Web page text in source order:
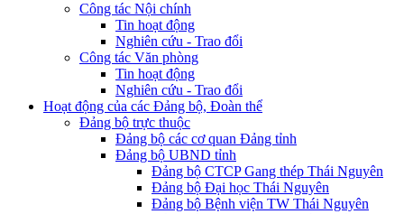
Công tác Nội chính
Tin hoạt động
Nghiên cứu - Trao đổi
Công tác Văn phòng
Tin hoạt động
Nghiên cứu - Trao đổi
Hoạt động của các Đảng bộ, Đoàn thể
Đảng bộ trực thuộc
Đảng bộ các cơ quan Đảng tỉnh
Đảng bộ UBND tỉnh
Đảng bộ CTCP Gang thép Thái Nguyên
Đảng bộ Đại học Thái Nguyên
Đảng bộ Bệnh viện TW Thái Nguyên